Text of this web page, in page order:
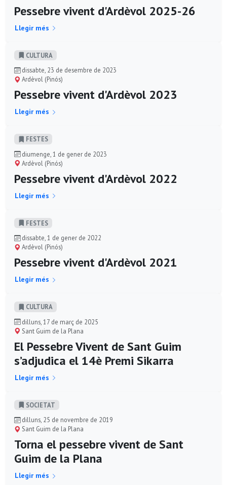
Pessebre vivent d'Ardèvol 2025-26
Llegir més
CULTURA
dissabte, 23 de desembre de 2023
Ardèvol (Pinós)
Pessebre vivent d'Ardèvol 2023
Llegir més
FESTES
diumenge, 1 de gener de 2023
Ardèvol (Pinós)
Pessebre vivent d'Ardèvol 2022
Llegir més
FESTES
dissabte, 1 de gener de 2022
Ardèvol (Pinós)
Pessebre vivent d'Ardèvol 2021
Llegir més
CULTURA
dilluns, 17 de març de 2025
Sant Guim de la Plana
El Pessebre Vivent de Sant Guim
s’adjudica el 14è Premi Sikarra
Llegir més
SOCIETAT
dilluns, 25 de novembre de 2019
Sant Guim de la Plana
Torna el pessebre vivent de Sant
Guim de la Plana
Llegir més